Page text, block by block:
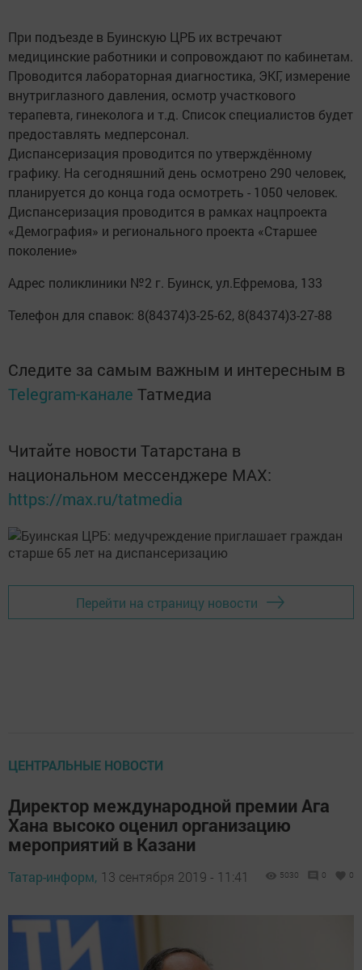
При подъезде в Буинскую ЦРБ их встречают
медицинские работники и сопровождают по кабинетам.
Проводится лабораторная диагностика, ЭКГ, измерение
внутриглазного давления, осмотр участкового
терапевта, гинеколога и т.д. Список специалистов будет
предоставлять медперсонал.
Диспансеризация проводится по утверждённому
графику. На сегодняшний день осмотрено 290 человек,
планируется до конца года осмотреть - 1050 человек.
Диспансеризация проводится в рамках нацпроекта
«Демография» и регионального проекта «Старшее
поколение»
Адрес поликлиники №2 г. Буинск, ул.Ефремова, 133
Телефон для спавок: 8(84374)3-25-62, 8(84374)3-27-88
Следите за самым важным и интересным в
Telegram-канале Татмедиа
Читайте новости Татарстана в
национальном мессенджере MАХ:
https://max.ru/tatmedia
Перейти на страницу новости
ЦЕНТРАЛЬНЫЕ НОВОСТИ
Директор международной премии Ага
Хана высоко оценил организацию
мероприятий в Казани
Татар-информ, 13 сентября 2019 - 11:41 5030 0 0